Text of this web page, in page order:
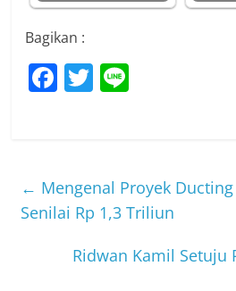
Bagikan :
F
b
o
o
T
← Mengenal Proyek
Senilai Rp 1,3 Triliun
Ridwan Kamil Setuju